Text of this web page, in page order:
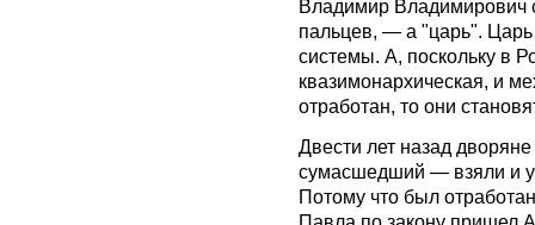
Владимир Владимирович
пальцев, — а "царь". Царь
системы. А, поскольку в
квазимонархическая, и
отработан, то они
Двести лет назад
сумасшедший — взяли и
Потому что был